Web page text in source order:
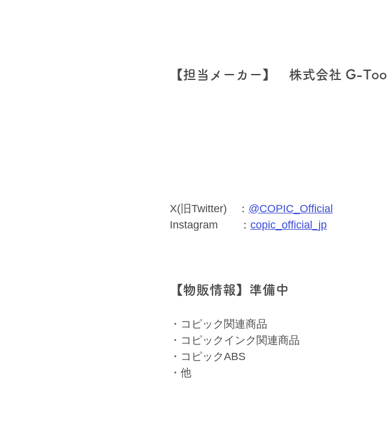
【担当メーカー】　株式会社 G-Too
X(旧Twitter)　： @COPIC_Official
Instagram　　： copic_official_jp
【物販情報】準備中
・コピック関連商品
・コピックインク関連商品
・コピックABS
・他